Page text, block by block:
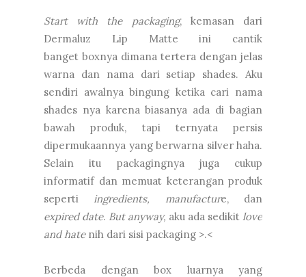
Start with the packaging, kemasan dari
Dermaluz Lip Matte ini cantik
banget boxnya dimana tertera dengan jelas
warna dan nama dari setiap shades. Aku
sendiri awalnya bingung ketika cari nama
shades nya karena biasanya ada di bagian
bawah produk, tapi ternyata persis
dipermukaannya yang berwarna silver haha.
Selain itu packagingnya juga cukup
informatif dan memuat keterangan produk
seperti ingredients, manufacture, dan
expired date. But anyway, aku ada sedikit love
and hatenih dari sisi packaging >.<
Berbeda dengan box luarnya yang